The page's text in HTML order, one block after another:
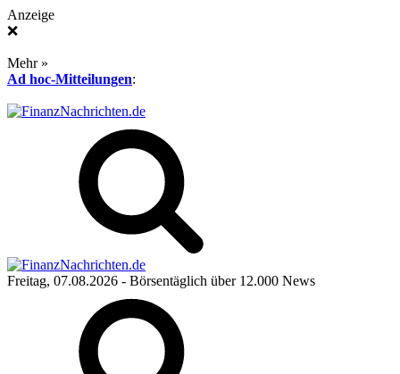
Anzeige
❌
Mehr »
Ad hoc-Mitteilungen:
Freitag, 07.08.2026 - Börsentäglich über 12.000 News